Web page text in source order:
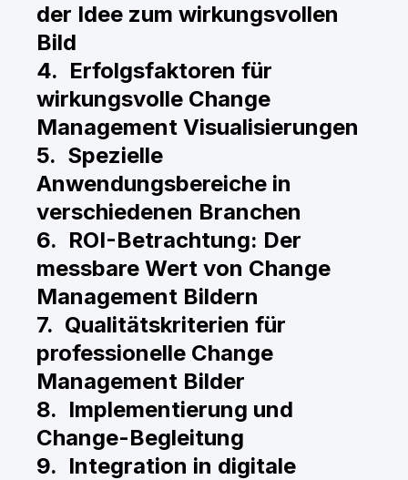
der Idee zum wirkungsvollen
Bild
4. Erfolgsfaktoren für
wirkungsvolle Change
Management Visualisierungen
5. Spezielle
Anwendungsbereiche in
verschiedenen Branchen
6. ROI-Betrachtung: Der
messbare Wert von Change
Management Bildern
7. Qualitätskriterien für
professionelle Change
Management Bilder
8. Implementierung und
Change-Begleitung
9. Integration in digitale